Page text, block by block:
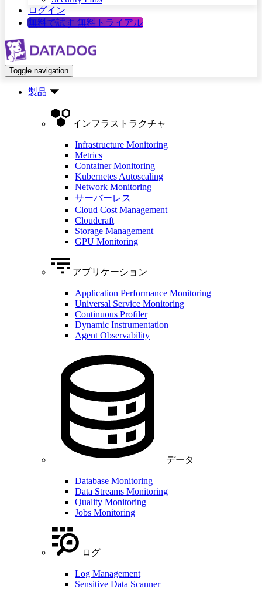
ログイン
無料で試す 無料トライアル
Toggle navigation
製品
インフラストラクチャ
Infrastructure Monitoring
Metrics
Container Monitoring
Kubernetes Autoscaling
Network Monitoring
サーバーレス
Cloud Cost Management
Cloudcraft
Storage Management
GPU Monitoring
アプリケーション
Application Performance Monitoring
Universal Service Monitoring
Continuous Profiler
Dynamic Instrumentation
Agent Observability
データ
Database Monitoring
Data Streams Monitoring
Quality Monitoring
Jobs Monitoring
ログ
Log Management
Sensitive Data Scanner